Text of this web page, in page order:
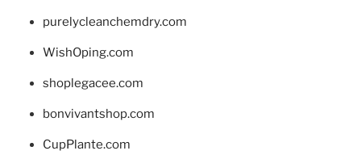
purelycleanchemdry.com
WishOping.com
shoplegacee.com
bonvivantshop.com
CupPlante.com